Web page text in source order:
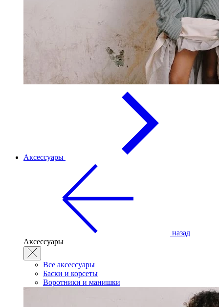
Аксессуары
назад
Аксессуары
Все аксессуары
Баски и корсеты
Воротники и манишки